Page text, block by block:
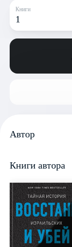
Книги
1
Автор
Книги автора